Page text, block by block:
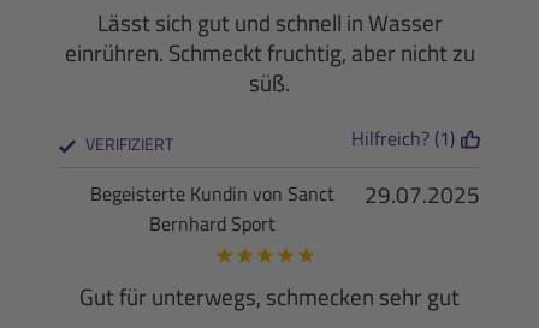
Lässt sich gut und schnell in Wasser
einrühren. Schmeckt fruchtig, aber nicht zu
süß.
VERIFIZIERT Hilfreich? (1)
29.07.2025
Begeisterte Kundin von Sanct
Bernhard Sport
★★★★★
Gut für unterwegs, schmecken sehr gut